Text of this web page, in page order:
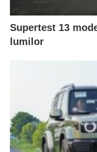
Supertest 13
lumilor